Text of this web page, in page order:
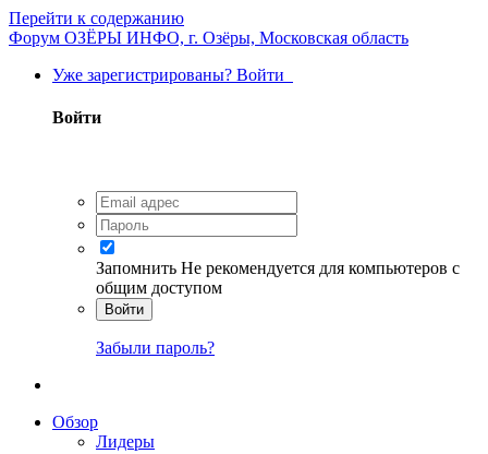
Перейти к содержанию
Форум ОЗЁРЫ ИНФО, г. Озёры, Московская область
Уже зарегистрированы? Войти
Войти
Запомнить Не рекомендуется для компьютеров с
общим доступом
Войти
Забыли пароль?
Обзор
Лидеры